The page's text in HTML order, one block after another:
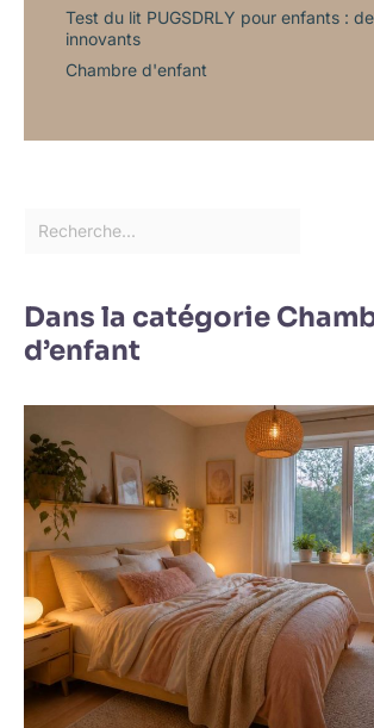
Test du lit PUGSDRLY pour enfants :
innovants
Chambre d'enfant
Dans la catégorie
d’enfant